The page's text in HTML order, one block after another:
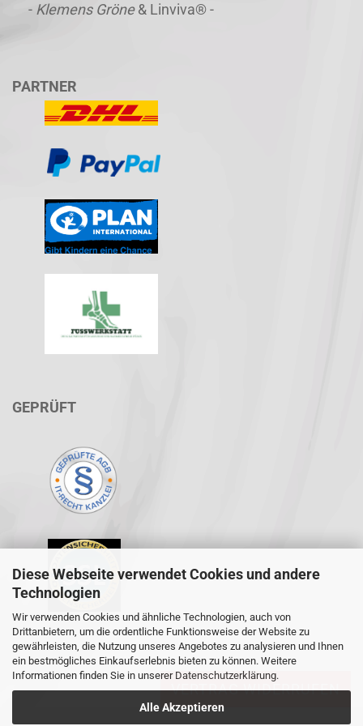
Diese Webseite verwendet Cookies und andere
Technologien
Wir verwenden Cookies und ähnliche Technologien, auch von
Drittanbietern, um die ordentliche Funktionsweise der Website zu
gewährleisten, die Nutzung unseres Angebotes zu analysieren und Ihnen
ein bestmögliches Einkaufserlebnis bieten zu können. Weitere
Informationen finden Sie in unserer Datenschutzerklärung.
Alle Akzeptieren
- Klemens Gröne& Linviva® -
PARTNER
GEPRÜFT
VERTRAG WIDERRUFEN